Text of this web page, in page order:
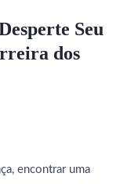
Seu
dos
encontrar uma